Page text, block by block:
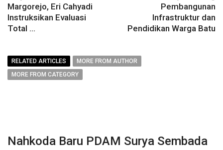
Margorejo, Eri Cahyadi
Instruksikan Evaluasi
Total ...
Pembangunan
Infrastruktur dan
Pendidikan Warga Batu
RELATED ARTICLES
MORE FROM AUTHOR
MORE FROM CATEGORY
Nahkoda Baru PDAM Surya Sembada